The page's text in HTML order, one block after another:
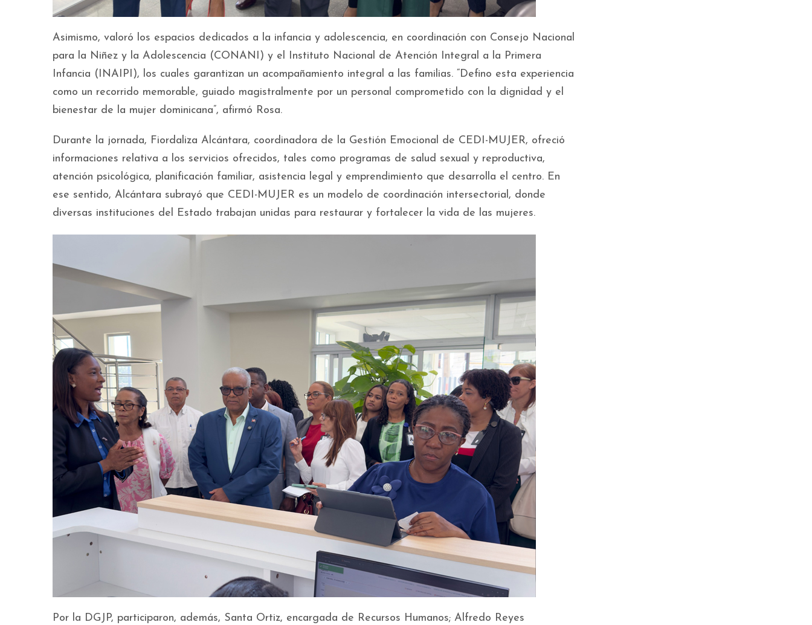
Asimismo, valoró los espacios dedicados a la infancia y adolescencia, en coordinación con Consejo Nacional
para la Niñez y la Adolescencia (CONANI) y el Instituto Nacional de Atención Integral a la Primera
Infancia (INAIPI), los cuales garantizan un acompañamiento integral a las familias. “Defino esta experiencia
como un recorrido memorable, guiado magistralmente por un personal comprometido con la dignidad y el
bienestar de la mujer dominicana”, afirmó Rosa.
Durante la jornada, Fiordaliza Alcántara, coordinadora de la Gestión Emocional de CEDI-MUJER, ofreció
informaciones relativa a los servicios ofrecidos, tales como programas de salud sexual y reproductiva,
atención psicológica, planificación familiar, asistencia legal y emprendimiento que desarrolla el centro. En
ese sentido, Alcántara subrayó que CEDI-MUJER es un modelo de coordinación intersectorial, donde
diversas instituciones del Estado trabajan unidas para restaurar y fortalecer la vida de las mujeres.
Por la DGJP, participaron, además, Santa Ortiz, encargada de Recursos Humanos; Alfredo Reyes